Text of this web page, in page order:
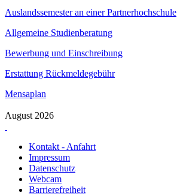
Auslandssemester an einer Partnerhochschule
Allgemeine Studienberatung
Bewerbung und Einschreibung
Erstattung Rückmeldegebühr
Mensaplan
August 2026
Kontakt - Anfahrt
Impressum
Datenschutz
Webcam
Barrierefreiheit